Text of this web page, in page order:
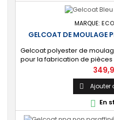
MARQUE:
GELCOAT DE MOULAGE
Gelcoat polyester de
pour la fabrication de pièces
un revêtement extérieur
[Étanche] : Étanchéifie
de verre. Livré avec son
Prix
 Ajouter
 En